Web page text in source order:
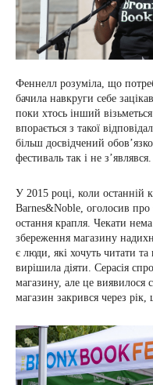
Феннелл розуміла, що
бачила навкруги себе
поки хтось інший
впорається з такої
більш досвідчений
фестиваль так і не з’являвся.
У 2015 році, коли останній
Barnes&Noble, оголосив
остання крапля. Чекати
збереження магазину
є люди, які хочуть читати та
вирішила діяти. Серасія
магазину, але це виявилося
магазин закрився через